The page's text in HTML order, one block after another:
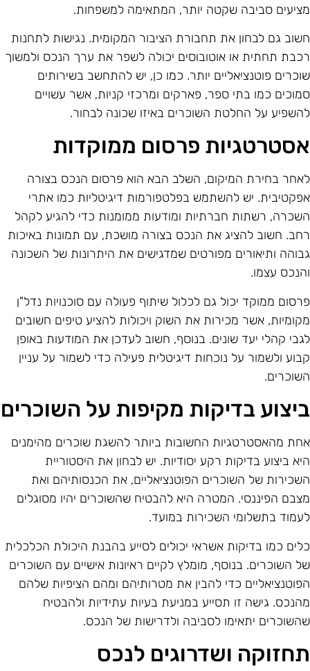
סביבה שקטה יותר, המתאימה למשפחות.
גם לבחון את תחבורת הציבור המקומית. נגישות לתחנות
תחתית או אוטובוסים יכולה לשפר את ערך הנכס ולמשוך
פוטנציאליים יותר. כמו כן, יש להתחשב בשירותים
כמו בתי ספר, פארקים ומרכזי קניות, אשר עשויים
על החלטת השוכרים באיזו שכונה לבחור.
פרסום ממוקדות
בחירת המיקום, השלב הבא הוא פרסום הנכס בצורה
יש להשתמש בפלטפורמות דיגיטליות כמו אתרי
רשתות חברתיות ומודעות ממומנות כדי להגיע לקהל
חשוב להציג את הנכס בצורה מושכת, עם תמונות באיכות
ותיאורים מפורטים שמדגישים את היתרונות של השכונה
עצמו.
ממוקד יכול גם לכלול שיתוף פעולה עם סוכנויות נדל"ן
אשר מכירות את השוק ויכולות להציע טיפים חשובים
קהלי יעד שונים. בנוסף, חשוב לעדכן את המודעות באופן
ולשמור על נוכחות דיגיטלית פעילה כדי לשמור על עניין
בדיקות מקיפות על השוכרים
מהאסטרטגיות החשובות ביותר להשגת שוכרים מהימנים
ביצוע בדיקות רקע יסודיות. יש לבחון את היסטוריית
של השוכרים הפוטנציאליים, את הכנסותיהם ואת
הפיננסי. המטרה היא להבטיח שהשוכרים יהיו מסוגלים
בתשלומי השכירות במועד.
כמו בדיקות אשראי יכולים לסייע בהבנת היכולת הכלכלית
השוכרים. בנוסף, מומלץ לקיים ראיונות אישיים עם השוכרים
כדי להבין את מטרותיהם ומהם הציפיות שלהם
גישה זו תסייע במניעת בעיות עתידיות ולהבטיח
יתאימו לסביבה ולדרישות של הנכס.
ושדרוגים לנכס